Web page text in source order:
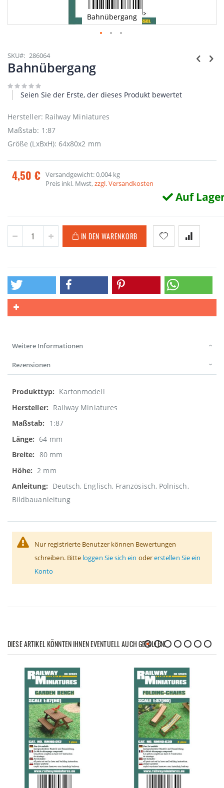
Bahnübergang
Anfang
der
Bildgalerie
SKU 286064
Bahnübergang
Seien Sie der Erste, der dieses Produkt bewertet
Hersteller: Railway Miniatures
Maßstab: 1:87
Größe (LxBxH): 64x80x2 mm
4,50 € Versandgewicht: 0,004 kg
Preis inkl. Mwst,zzgl. Versandkosten
Auf
IN DEN WARENKORB
Weitere Informationen
Rezensionen
Weitere
Informationen
Kartonmodell
Railway Miniatures
1:87
64 mm
80 mm
2 mm
Deutsch, Englisch, Französisch, Polnisch,
Bildbauanleitung
Nur registrierte Benutzer können Bewertungen
schreiben. Bitte loggen Sie sich ein odererstellen Sie ein
Konto
DIESE ARTIKEL KÖNNTEN IHNEN EVENTUELL AUCH GEFALLEN!